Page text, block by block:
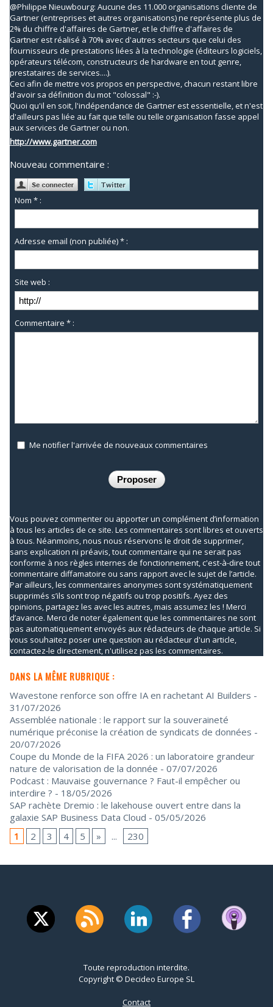
@Philippe Nieuwbourg: Aucune des 11.000 organisations cliente de
Gartner (entreprises et autres organisations) ne représente plus de
2% du chiffre d'affaires de Gartner, et le chiffre d'affaires de
Gartner est réalisé à 70% avec d'autres secteurs que celui des
fournisseurs de prestations liées à la technologie (éditeurs logiciels,
opérateurs télécom, constructeurs de hardware en tout genre,
prestataires de services....).
Ceci afin de mettre vos propos en perspective, chacun restant libre
d'avoir sa définition du mot "colossal" :-).
Quoi qu'il en soit, l'indépendance de Gartner est essentielle, et n'est
d'ailleurs pas liée au fait que telle ou telle organisation fasse appel
aux services de Gartner ou non.
http://www.gartner.com
Nouveau commentaire :
Nom * :
Adresse email (non publiée) * :
Site web :
Commentaire * :
Me notifier l'arrivée de nouveaux commentaires
Vous pouvez commenter ou apporter un complément d’information
à tous les articles de ce site. Les commentaires sont libres et ouverts
à tous. Néanmoins, nous nous réservons le droit de supprimer,
sans explication ni préavis, tout commentaire qui ne serait pas
conforme à nos règles internes de fonctionnement, c'est-à-dire tout
commentaire diffamatoire ou sans rapport avec le sujet de l’article.
Par ailleurs, les commentaires anonymes sont systématiquement
supprimés s’ils sont trop négatifs ou trop positifs. Ayez des
opinions, partagez les avec les autres, mais assumez les ! Merci
d’avance. Merci de noter également que les commentaires ne sont
pas automatiquement envoyés aux rédacteurs de chaque article. Si
vous souhaitez poser une question au rédacteur d'un article,
contactez-le directement, n'utilisez pas les commentaires.
DANS LA MÊME RUBRIQUE :
Wavestone renforce son offre IA en rachetant AI Builders -
31/07/2026
Assemblée nationale : le rapport sur la souveraineté
numérique préconise la création de syndicats de données -
20/07/2026
Coupe du Monde de la FIFA 2026 : un laboratoire grandeur
nature de valorisation de la donnée - 07/07/2026
Podcast : Mauvaise gouvernance ? Faut-il empêcher ou
interdire ? - 18/05/2026
SAP rachète Dremio : le lakehouse ouvert entre dans la
galaxie SAP Business Data Cloud - 05/05/2026
1
2 3 4 5 » ... 230
Toute reproduction interdite.
Copyright © Decideo Europe SL
Contact